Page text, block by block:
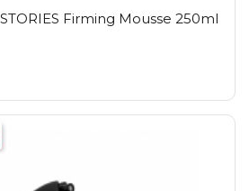
Firming Mousse 250ml